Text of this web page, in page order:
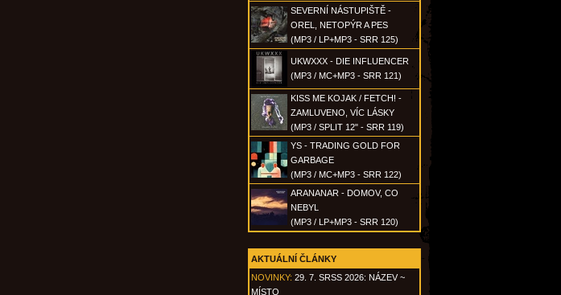
SEVERNÍ NÁSTUPIŠTĚ -
OREL, NETOPÝR A PES
(MP3 / LP+MP3 - SRR 125)
UKWXXX - DIE INFLUENCER
(MP3 / MC+MP3 - SRR 121)
KISS ME KOJAK / FETCH! -
ZAMLUVENO, VÍC LÁSKY
(MP3 / SPLIT 12" - SRR 119)
YS - TRADING GOLD FOR
GARBAGE
(MP3 / MC+MP3 - SRR 122)
ARANANAR - DOMOV, CO
NEBYL
(MP3 / LP+MP3 - SRR 120)
AKTUÁLNÍ ČLÁNKY
NOVINKY: 29. 7. SRSS 2026: NÁZEV ~
MÍSTO